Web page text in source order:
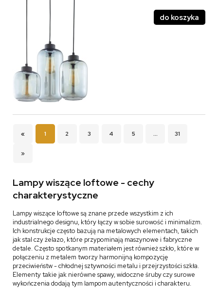
do koszyka
« 1 2 3 4 5 ... 31
»
Lampy wiszące loftowe - cechy
charakterystyczne
Lampy wiszące loftowe są znane przede wszystkim z ich
industrialnego designu, który łączy w sobie surowość i minimalizm.
Ich konstrukcje często bazują na metalowych elementach, takich
jak stal czy żelazo, które przypominają maszynowe i fabryczne
detale. Często spotkanym materiałem jest również szkło, które w
połączeniu z metalem tworzy harmonijną kompozycję
przeciwieństw - chłodnej sztywności metalu i przejrzystości szkła.
Elementy takie jak nierówne spawy, widoczne śruby czy surowe
wykończenia dodają tym lampom autentyczności i charakteru.